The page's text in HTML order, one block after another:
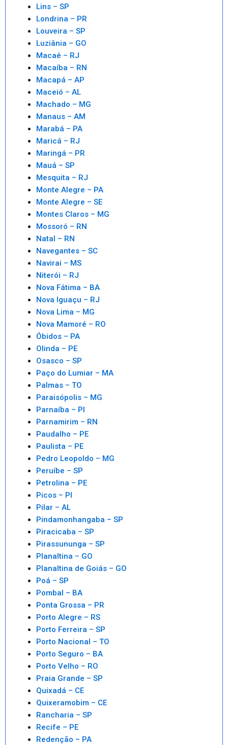
Lins – SP
Londrina – PR
Louveira – SP
Luziânia – GO
Macaé – RJ
Macaíba – RN
Macapá – AP
Maceió – AL
Machado – MG
Manaus – AM
Marabá – PA
Maricá – RJ
Maringá – PR
Mauá – SP
Mesquita – RJ
Monte Alegre – PA
Monte Alegre – SE
Montes Claros – MG
Mossoró – RN
Natal – RN
Navegantes – SC
Navirai – MS
Niterói – RJ
Nova Fátima – BA
Nova Iguaçu – RJ
Nova Lima – MG
Nova Mamoré – RO
Óbidos – PA
Olinda – PE
Osasco – SP
Paço do Lumiar – MA
Palmas – TO
Paraisópolis – MG
Parnaíba – PI
Parnamirim – RN
Paudalho – PE
Paulista – PE
Pedro Leopoldo – MG
Peruíbe – SP
Petrolina – PE
Picos – PI
Pilar – AL
Pindamonhangaba – SP
Piracicaba – SP
Pirassununga – SP
Planaltina – GO
Planaltina de Goiás – GO
Poá – SP
Pombal – BA
Ponta Grossa – PR
Porto Alegre – RS
Porto Ferreira – SP
Porto Nacional – TO
Porto Seguro – BA
Porto Velho – RO
Praia Grande – SP
Quixadá – CE
Quixeramobim – CE
Rancharia – SP
Recife – PE
Redenção – PA